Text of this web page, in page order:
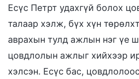
Есүс Петрт удахгүй болох
талаар хэлж, бүх хүн
аврахын тулд ажлын нэг үе
цовдлолын ажлыг хийхээр
хэлсэн. Есүс бас,